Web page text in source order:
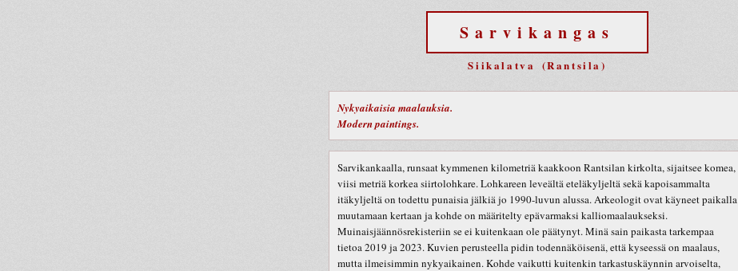
Sarvikangas
Siikalatva (Rantsila)
Nykyaikaisia maalauksia.
Modern paintings.
Sarvikankaalla, runsaat kymmenen kilometriä kaakkoon Rantsilan kirkolta, sijaitsee komea,
viisi metriä korkea siirtolohkare. Lohkareen leveältä eteläkyljeltä sekä kapoisammalta
itäkyljeltä on todettu punaisia jälkiä jo 1990-luvun alussa. Arkeologit ovat käyneet paikalla
muutamaan kertaan ja kohde on määritelty epävarmaksi kalliomaalaukseksi.
Muinaisjäännösrekisteriin se ei kuitenkaan ole päätynyt. Minä sain paikasta tarkempaa
tietoa 2019 ja 2023. Kuvien perusteella pidin todennäköisenä, että kyseessä on maalaus,
mutta ilmeisimmin nykyaikainen. Kohde vaikutti kuitenkin tarkastuskäynnin arvoiselta,